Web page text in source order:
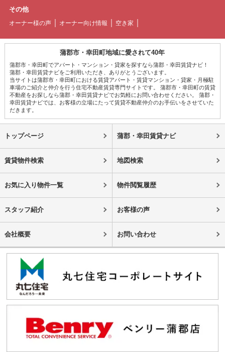
その他
オーナー様の声 オーナー向け情報 空き家
蒲郡市・幸田町地域に愛されて40年
蒲郡市・幸田町でアパート・マンション・貸家を探すなら蒲郡・幸田賃貸ナビ！
蒲郡・幸田賃貸ナビをご利用いただき、ありがとうございます。
当サイトは蒲郡市・幸田町における賃貸アパート・賃貸マンション・貸家・月極駐
車場のご紹介と仲介を行う住宅不動産賃貸専門サイトです。 蒲郡市・幸田町の賃貸
不動産をお探しなら蒲郡・幸田賃貸ナビでお気軽にお問い合わせください。 蒲郡・
幸田賃貸ナビでは、お客様の立場にたって賃貸不動産仲介のお手伝いをさせていた
だきます。
トップページ 蒲郡・幸田賃貸ナビ
賃貸物件検索 地図検索
お気に入り物件一覧 物件閲覧履歴
スタッフ紹介 お客様の声
会社概要 お問い合わせ